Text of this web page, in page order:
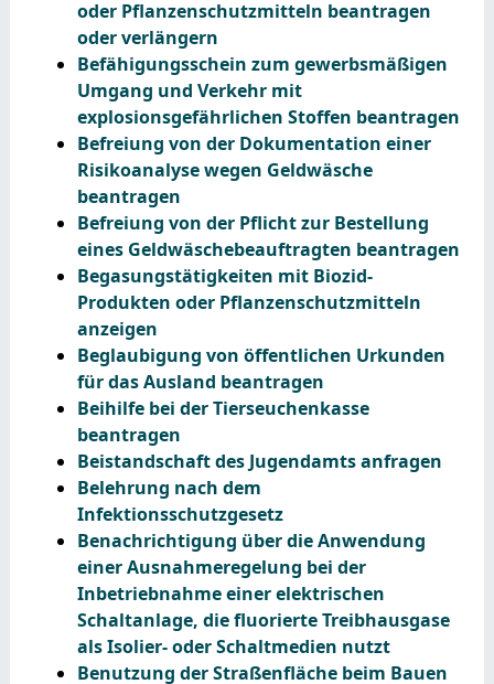
oder Pflanzenschutzmitteln beantragen
oder verlängern
Befähigungsschein zum gewerbsmäßigen
Umgang und Verkehr mit
explosionsgefährlichen Stoffen beantragen
Befreiung von der Dokumentation einer
Risikoanalyse wegen Geldwäsche
beantragen
Befreiung von der Pflicht zur Bestellung
eines Geldwäschebeauftragten beantragen
Begasungstätigkeiten mit Biozid-
Produkten oder Pflanzenschutzmitteln
anzeigen
Beglaubigung von öffentlichen Urkunden
für das Ausland beantragen
Beihilfe bei der Tierseuchenkasse
beantragen
Beistandschaft des Jugendamts anfragen
Belehrung nach dem
Infektionsschutzgesetz
Benachrichtigung über die Anwendung
einer Ausnahmeregelung bei der
Inbetriebnahme einer elektrischen
Schaltanlage, die fluorierte Treibhausgase
als Isolier- oder Schaltmedien nutzt
Benutzung der Straßenfläche beim Bauen